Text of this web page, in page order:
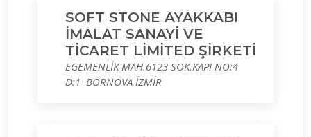
SOFT STONE AYAKKABI
İMALAT SANAYİ VE
TİCARET LİMİTED ŞİRKETİ
EGEMENLİK MAH.6123 SOK.KAPI NO:4
D:1 BORNOVA İZMİR